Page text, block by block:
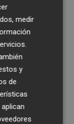
en la
de la
con
Chong ha
incluye el
medir
y
de